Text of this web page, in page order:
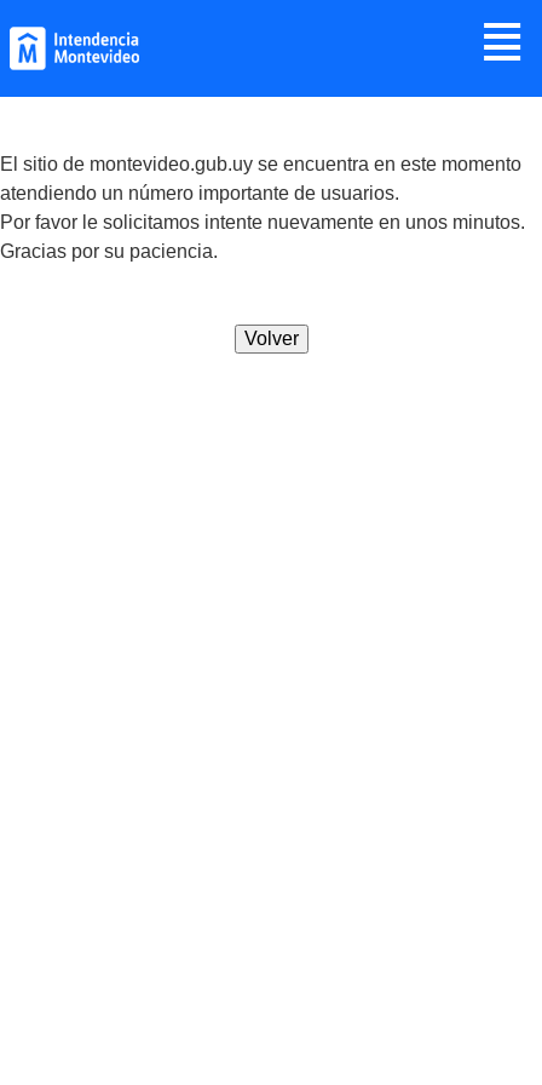
≣
El sitio de montevideo.gub.uy se encuentra en este momento
atendiendo un número importante de usuarios.
Por favor le solicitamos intente nuevamente en unos minutos.
Gracias por su paciencia.
Volver